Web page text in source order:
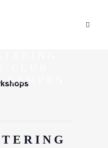
KEMPEN